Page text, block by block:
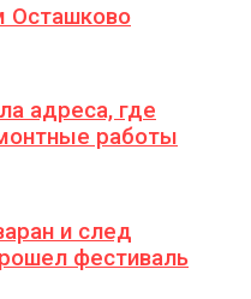
Осташково
адреса, где
работы
и след
фестиваль